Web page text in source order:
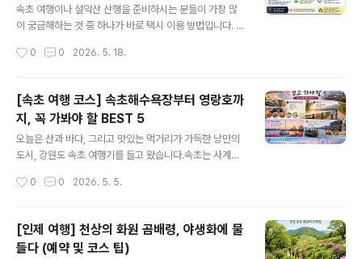
법칙: 손님이 넘치는 출퇴근 시간이나 주말에는 비가맹도
콜이 많이 터집니다. 반대로 손님이 없는 비수기나 한가한
않습니다.• ​안정화된 적정선이 없는 콜: 시스템이 가맹 기
속초 여행이나 설악산 산행을 준비하시는 분들이 가장 많
이 궁금해하는 것 중 하나가 바로 택시 이용 방법입니다. 특
용하는 일이 많아지는데요.속초와 설악산 일대에서 택시를
함께 받고 있기 때문에, 굳이 여러 군데 전화를 돌리기보다
카카오택시 앱으로 호출하는 것이 훨씬 효율적입니다.속초
에서 택시 호출은 카카오택시가 가장 빠른 이유속초는 관
광도시 특성상 주말과 연휴, 성수기에는 관광객이 매우 많
몰립니다.주말 관광 피크시간연휴 및 휴가철이런 상황에서
0 0 2026. 5. 18.
[속초 여행 코스] 속초해수욕장부터 영랑호까
지, 꼭 가봐야 할 BEST 5
오늘은 산과 바다, 그리고 맛있는 먹거리가 가득한 낭만의
도시, 강원도 속초 여행기를 들고 왔습니다.속초는 사계절
곳이죠. 연인과 함께하는 데이트 코스부터 가족 여행까지
게요! 📸1. 먹거리의 천국, 속초관광수산시장 (중앙시장)
🍢속초 여행에서 절대 빠질 수 없는 첫 번째 코스! 바로 속
초관광수산시장입니다.어물전의 활기 : 싱싱한 해산물과
0 0 2026. 5. 5.
[인제 여행] 천상의 화원 곰배령, 야생화에 물
들다 (예약 및 코스 팁)